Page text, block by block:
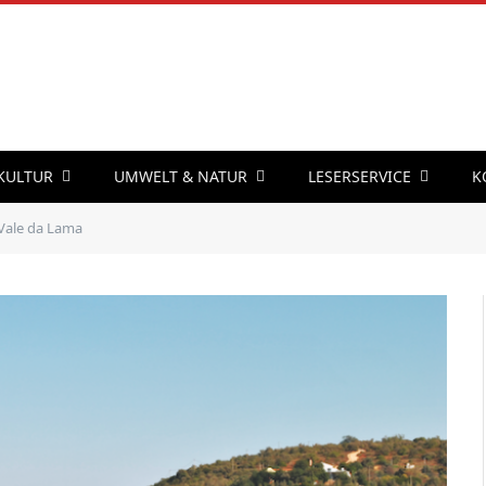
UMWELT & NATUR LESERSERVICE
da Lama